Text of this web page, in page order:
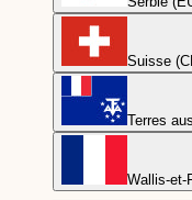
Suisse
Terres
Wallis-et-